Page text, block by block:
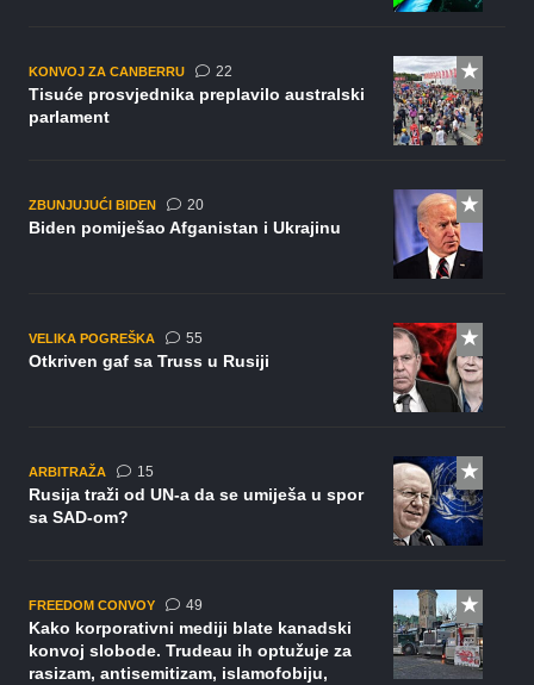
KONVOJ ZA CANBERRU 22komentara
Tisuće prosvjednika preplavilo australski
parlament
ZBUNJUJUĆI BIDEN 20komentara
Biden pomiješao Afganistan i Ukrajinu
VELIKA POGREŠKA 55komentara
Otkriven gaf sa Truss u Rusiji
ARBITRAŽA 15komentara
Rusija traži od UN-a da se umiješa u spor
sa SAD-om?
FREEDOM CONVOY 49komentara
Kako korporativni mediji blate kanadski
konvoj slobode. Trudeau ih optužuje za
rasizam, antisemitizam, islamofobiju,